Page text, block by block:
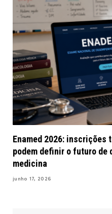
Enamed 2026: inscrições
podem definir o futuro de
medicina
junho 17, 2026